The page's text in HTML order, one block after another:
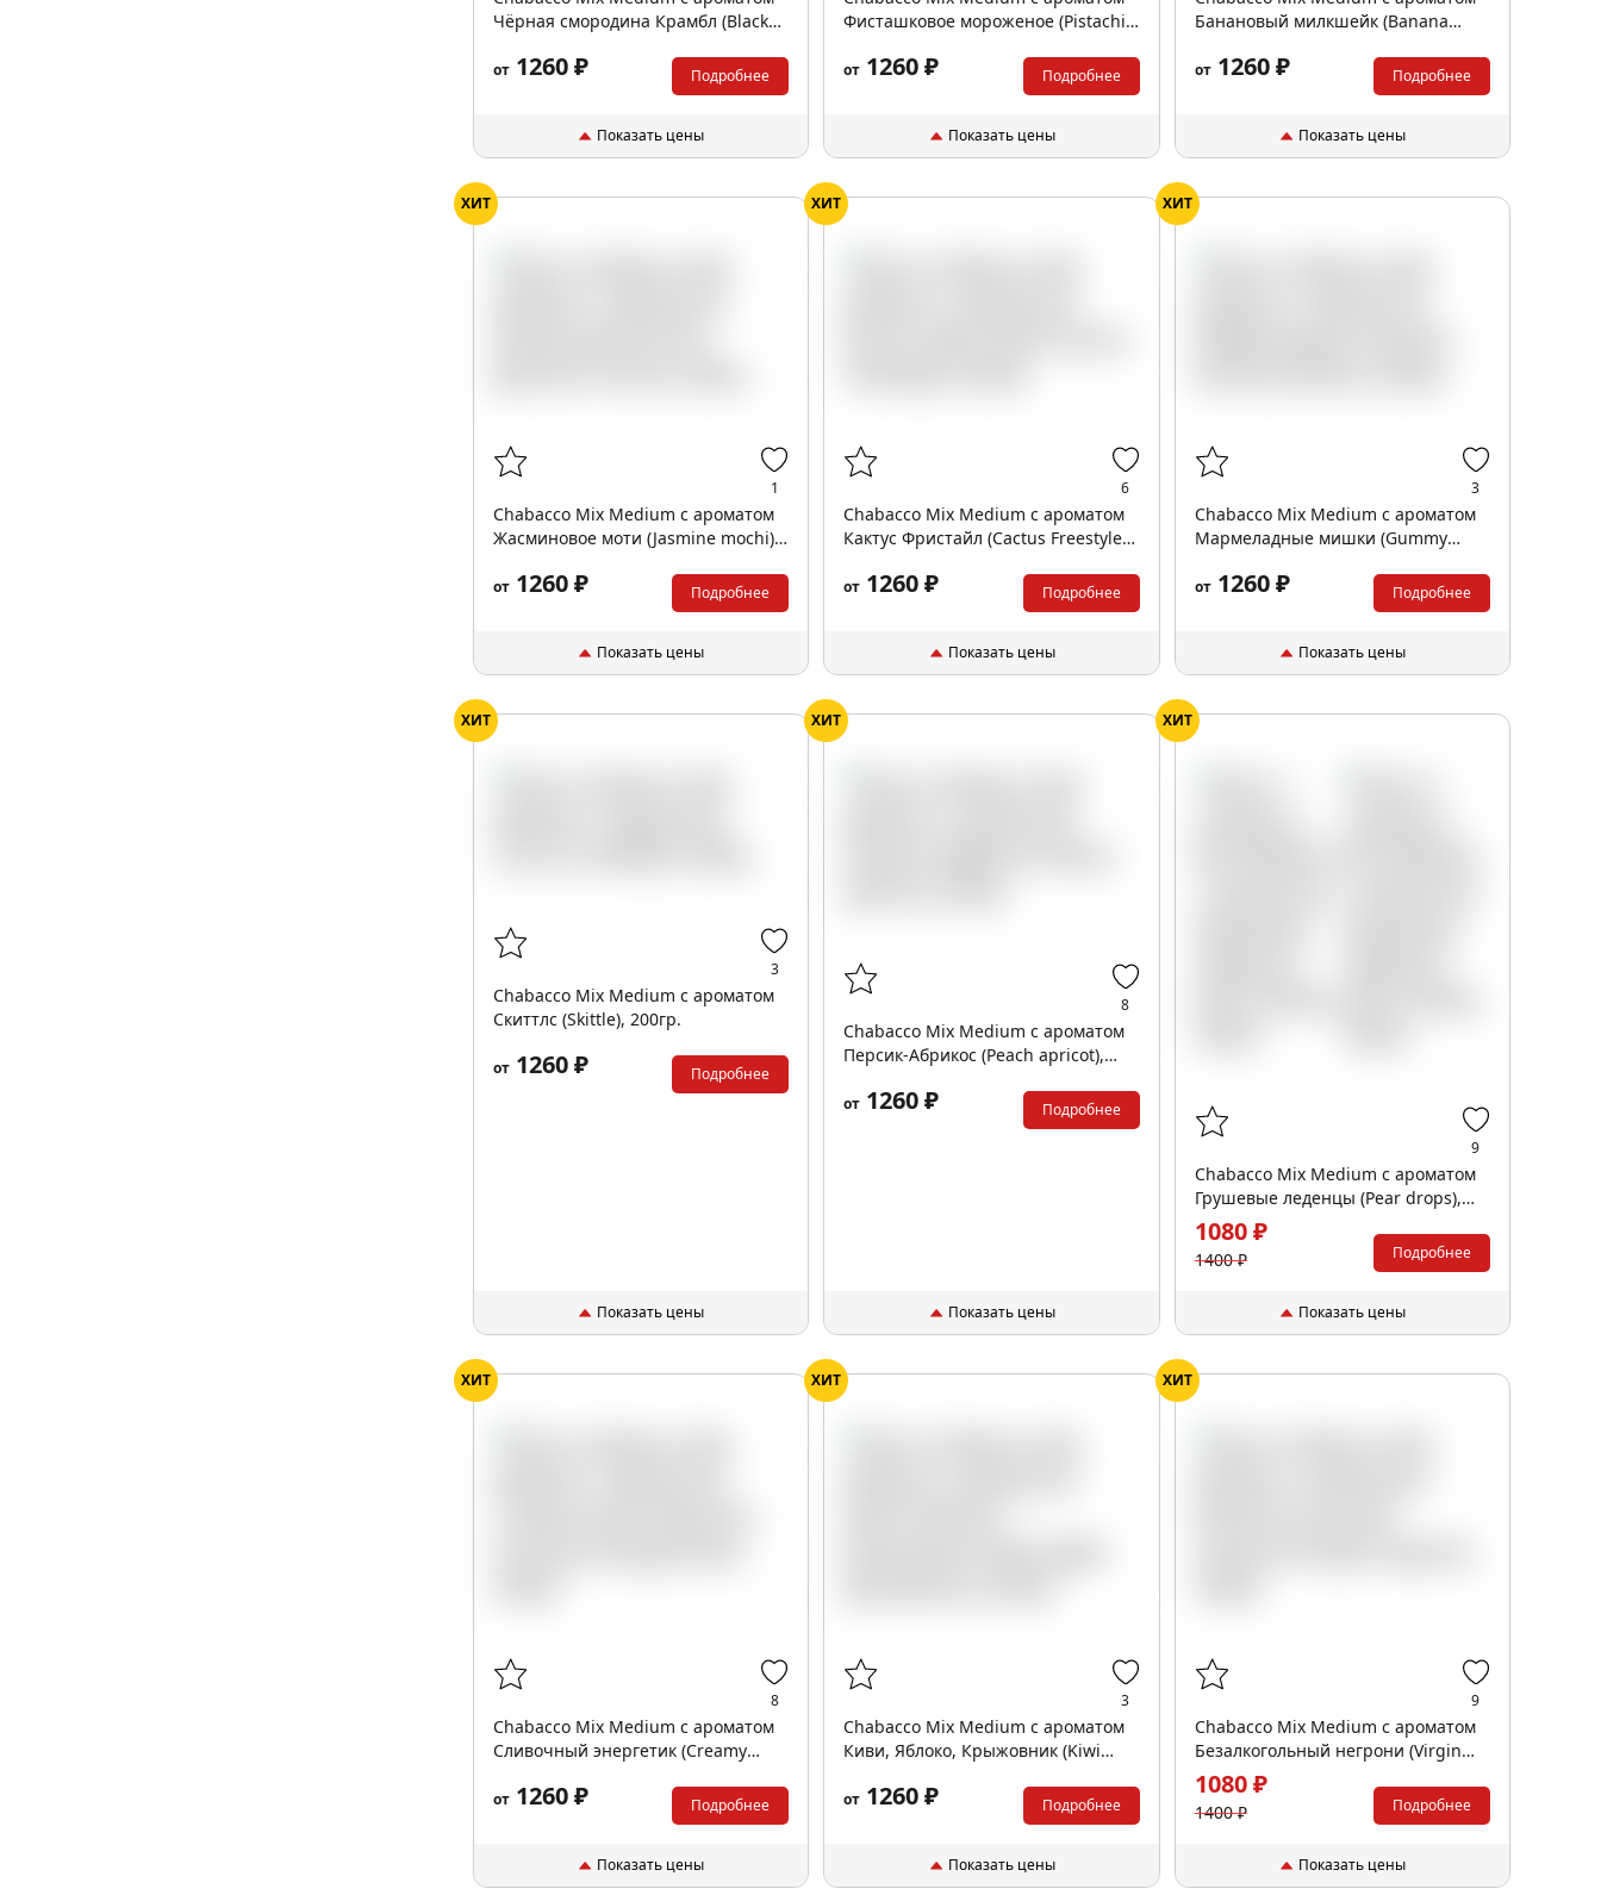
Чёрная смородина Крамбл (Black
от 1260 ₽ Подробнее
Показать цены
Фисташковое мороженое (Pistachio
от 1260 ₽ Подробнее
Показать цены
Банановый милкшейк (Banana
от1260 ₽ Подробнее
Показать цены
ХИТ
1
Chabacco Mix Medium с ароматом
Жасминовое моти (Jasmine mochi),
от 1260 ₽ Подробнее
Показать цены
ХИТ
6
Chabacco Mix Medium с ароматом
Кактус Фристайл (Cactus Freestyle),
от 1260 ₽ Подробнее
Показать цены
ХИТ
3
Chabacco Mix Medium с ароматом
Мармеладные мишки (Gummy
от1260 ₽ Подробнее
Показать цены
ХИТ
3
Chabacco Mix Medium с ароматом
Скиттлс (Skittle), 200гр.
от 1260 ₽ Подробнее
Показать цены
ХИТ
8
Chabacco Mix Medium с ароматом
Персик-Абрикос (Peach apricot),
от 1260 ₽ Подробнее
Показать цены
ХИТ
9
Chabacco Mix Medium с ароматом
Грушевые леденцы (Pear drops),
200гр.
1080 ₽
1400 ₽ Подробнее
Показать цены
ХИТ
8
Chabacco Mix Medium с ароматом
Сливочный энергетик (Creamy
от 1260 ₽ Подробнее
Показать цены
ХИТ
3
Chabacco Mix Medium с ароматом
Киви, Яблоко, Крыжовник (Kiwi
от 1260 ₽ Подробнее
Показать цены
ХИТ
9
Chabacco Mix Medium с ароматом
Безалкогольный негрони (Virgin
negroni), 200гр.
1080 ₽
1400 ₽ Подробнее
Показать цены